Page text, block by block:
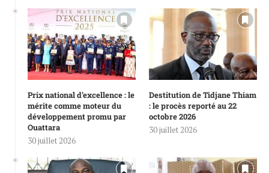
Prix national d’excellence : le
mérite comme moteur du
développement promu par
Ouattara
30 juillet 2026
Destitution de Tidjane Thiam
: le procès reporté au 22
octobre 2026
30 juillet 2026